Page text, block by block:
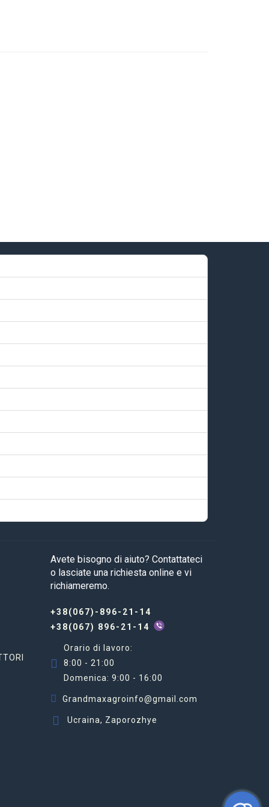
Avete bisogno di aiuto? Contattateci
o lasciate una richiesta online e vi
richiameremo.
+38(067)-896-21-14
+38(067) 896-21-14
Orario di lavoro:
8:00 - 21:00
Domenica: 9:00 - 16:00
Grandmaxagroinfo@gmail.com
Ucraina, Zaporozhye